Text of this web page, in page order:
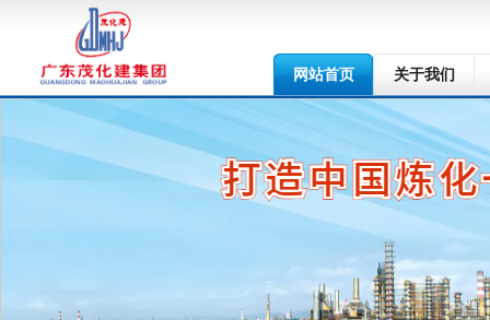
网站首页 关于我们